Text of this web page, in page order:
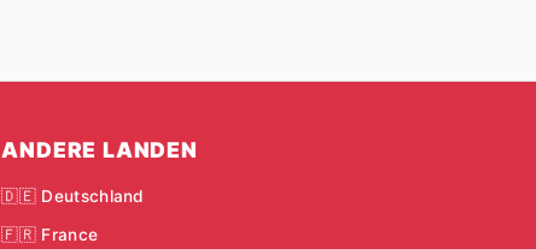
ANDERE LANDEN
🇩🇪 Deutschland
🇫🇷 France